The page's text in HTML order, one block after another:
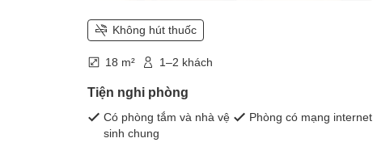
Không hút thuốc
18 m² 1–2 khách
Tiện nghi phòng
Có phòng tắm và nhà vệ
sinh chung
Phòng có mạng internet